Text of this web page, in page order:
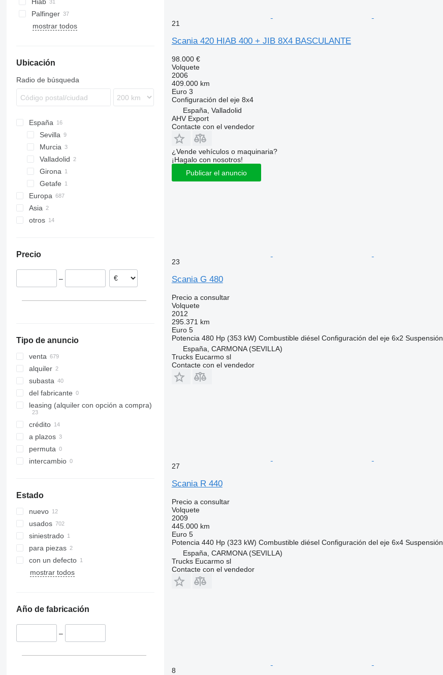
P310
P370
P380
P400
P420
P440
P450
P500
R440
R490
R500
R520
R560
R580
R620
R660
VM
Palfinger
mostrar todos
Ubicación
Radio de búsqueda
España
Sevilla
Murcia
Valladolid
Girona
Getafe
Europa
Países Bajos
Hungría
Rumanía
Asia
China
otros
Precio
–
Tipo de anuncio
venta
alquiler
subasta
del fabricante
leasing (alquiler con opción a compra)
crédito
a plazos
permuta
intercambio
Estado
nuevo
usados
siniestrado
para piezas
con un defecto
mostrar todos
Año de fabricación
–
21
Scania 420 HIAB 400 + JIB 8X4 BASCULANTE
98.000 €
Volquete
2006
409.000 km
Euro 3
Configuración del eje 8x4
España, Valladolid
AHV Export
Contacte con el vendedor
¿Vende vehículos o maquinaria?
¡Hagalo con nosotros!
Publicar el anuncio
23
Scania G 480
Precio a consultar
Volquete
2012
295.371 km
Euro 5
Potencia 480 Hp (353 kW) Combustible diésel Configuración del eje 6x2 Suspensión
España, CARMONA (SEVILLA)
Trucks Eucarmo sl
Contacte con el vendedor
27
Scania R 440
Precio a consultar
Volquete
2009
445.000 km
Euro 5
Potencia 440 Hp (323 kW) Combustible diésel Configuración del eje 6x4 Suspensión
España, CARMONA (SEVILLA)
Trucks Eucarmo sl
Contacte con el vendedor
8